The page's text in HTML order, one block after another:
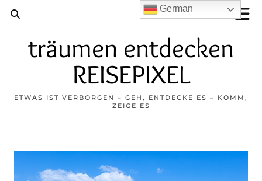
träumen entdecken
REISEPIXEL
ETWAS IST VERBORGEN – GEH, ENTDECKE ES – KOMM,
ZEIGE ES
German